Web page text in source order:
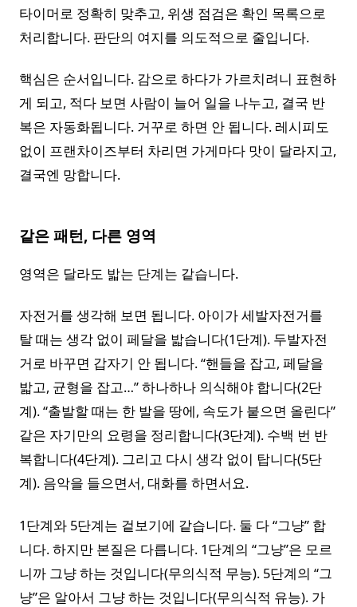
타이머로 정확히 맞추고, 위생 점검은 확인 목록으로
처리합니다. 판단의 여지를 의도적으로 줄입니다.
핵심은 순서입니다. 감으로 하다가 가르치려니 표현하
게 되고, 적다 보면 사람이 늘어 일을 나누고, 결국 반
복은 자동화됩니다. 거꾸로 하면 안 됩니다. 레시피도
없이 프랜차이즈부터 차리면 가게마다 맛이 달라지고,
결국엔 망합니다.
같은 패턴, 다른 영역
영역은 달라도 밟는 단계는 같습니다.
자전거를 생각해 보면 됩니다. 아이가 세발자전거를
탈 때는 생각 없이 페달을 밟습니다(1단계). 두발자전
거로 바꾸면 갑자기 안 됩니다. “핸들을 잡고, 페달을
밟고, 균형을 잡고…” 하나하나 의식해야 합니다(2단
계). “출발할 때는 한 발을 땅에, 속도가 붙으면 올린다”
같은 자기만의 요령을 정리합니다(3단계). 수백 번 반
복합니다(4단계). 그리고 다시 생각 없이 탑니다(5단
계). 음악을 들으면서, 대화를 하면서요.
1단계와 5단계는 겉보기에 같습니다. 둘 다 “그냥” 합
니다. 하지만 본질은 다릅니다. 1단계의 “그냥”은 모르
니까 그냥 하는 것입니다(무의식적 무능). 5단계의 “그
냥”은 알아서 그냥 하는 것입니다(무의식적 유능). 가